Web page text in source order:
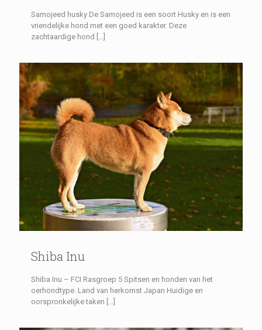
Samojeed husky De Samojeed is een soort Husky en is een
vriendelijke hond met een goed karakter. Deze
zachtaardige hond […]
Shiba Inu
Shiba Inu – FCI Rasgroep 5 Spitsen en honden van het
oerhondtype. Land van herkomst Japan Huidige en
oorspronkelijke taken […]